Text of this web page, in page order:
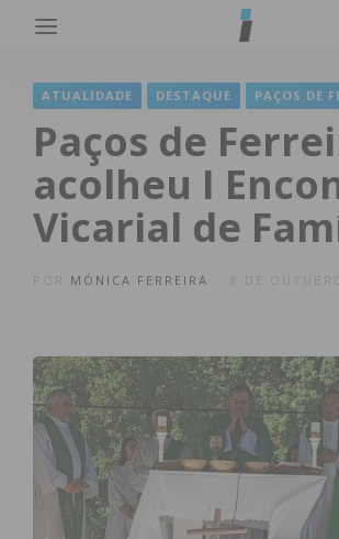
ATUALIDADE DESTAQUE PAÇOS DE
Paços de
acolheu I
Vicarial de
MÓNICA FERREIRA 8 DE